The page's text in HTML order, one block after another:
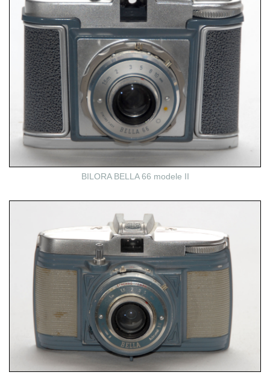
BILORA BELLA 66 modele II